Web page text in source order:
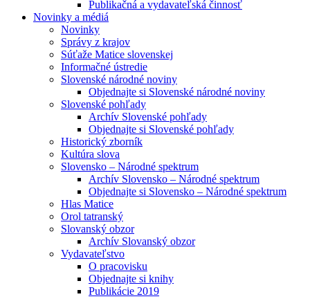
Publikačná a vydavateľská činnosť
Novinky a médiá
Novinky
Správy z krajov
Súťaže Matice slovenskej
Informačné ústredie
Slovenské národné noviny
Objednajte si Slovenské národné noviny
Slovenské pohľady
Archív Slovenské pohľady
Objednajte si Slovenské pohľady
Historický zborník
Kultúra slova
Slovensko – Národné spektrum
Archív Slovensko – Národné spektrum
Objednajte si Slovensko – Národné spektrum
Hlas Matice
Orol tatranský
Slovanský obzor
Archív Slovanský obzor
Vydavateľstvo
O pracovisku
Objednajte si knihy
Publikácie 2019